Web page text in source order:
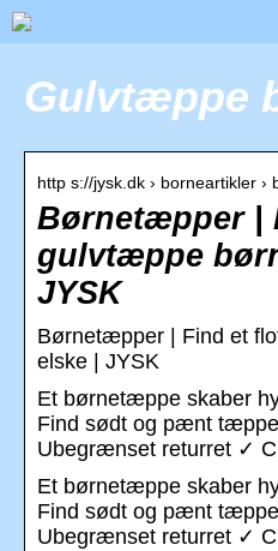
Gulvtæppe
http s://jysk.dk › borneartikler ›
Børnetæpper |
gulvtæppe
JYSK
Børnetæpper | Find et
elske | JYSK
Et børnetæppe skaber
Find sødt og pænt
Ubegrænset returret ✓
Et børnetæppe skaber
Find sødt og pænt
Ubegrænset returret ✓